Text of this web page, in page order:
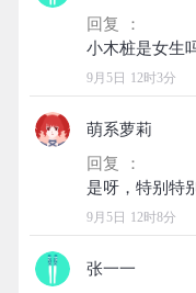
回复 ：
9月5日 12时3分
萌系萝莉
回复 ：
9月5日 12时8分
张一一